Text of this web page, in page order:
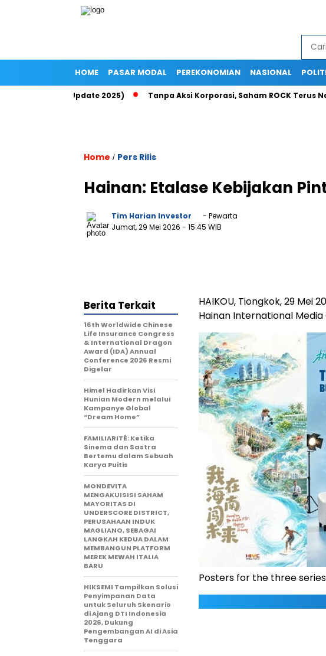
HOME PASAR MODAL PEREKONOMIAN NASIONAL
di Epayu (Update 2025) Tanpa Aksi Korporasi, Saham ROCK Terus Naik,
Home / Pers Rilis
Hainan: Etalase Kebijakan
Tim Harian Investor
- Pewarta
Jumat, 29 Mei 2026 - 15:45 WIB
HAIKOU, Tiongkok, 29 Mei
Hainan International Media
Posters for the three
Berita Terkait
16th Worldwide Chinese
Life Insurance Congress
& International Dragon
Award (IDA) Annual
Conference 2026 Resmi
Digelar
Himel Hadirkan Visi
Hunian Modern melalui
Kampanye Global
“Dream Home”
FAMILIARITÉ: Ketika
Sinema dan Sastra
Bertemu dalam Sebuah
Karya Puitis
MONDEVITA
MENGAKUISISI SAHAM
MAYORITAS DI
UNDERSCORE DISTRICT,
PERUSAHAAN INDUK
MAGLIANO, SEBAGAI
LANGKAH KEDUA DALAM
MEMBANGUN PLATFORM
MEREK MEWAH ITALIA
BARU
HIKSEMI Tampilkan Solusi
Penyimpanan Data
untuk Seluruh Skenario
di Ajang DTI Indonesia
2026, Dukung
Pengembangan AI di Asia
Tenggara